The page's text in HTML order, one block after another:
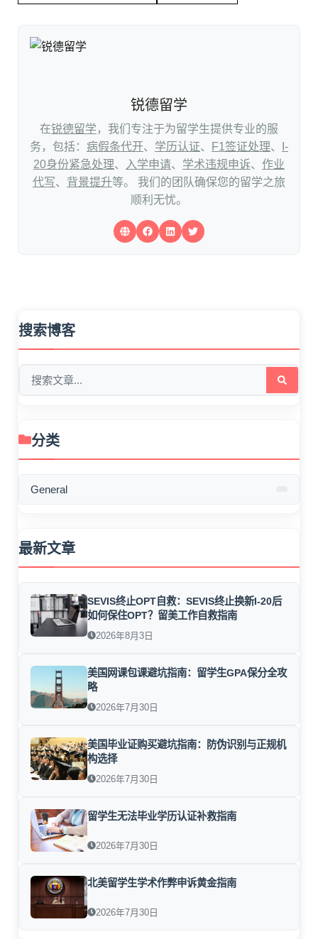
锐德留学
在锐德留学 ，我们专注于为留学生提供专业的服
务，包括： 病假条代开、 学历认证、 F1签证处理、
I-
20身份紧急处理、 入学申请、 学术违规申诉、 作业
代写、 背景提升等。 我们的团队确保您的留学之旅
顺利无忧。
搜索博客
分类
General
最新文章
SEVIS终止OPT自救：SEVIS终止换新I-20后
如何保住OPT？留美工作自救指南
2026年8月3日
美国网课包课避坑指南：留学生GPA保分全攻
略
2026年7月30日
美国毕业证购买避坑指南：防伪识别与正规机
构选择
2026年7月30日
留学生无法毕业学历认证补救指南
2026年7月30日
北美留学生学术作弊申诉黄金指南
2026年7月30日